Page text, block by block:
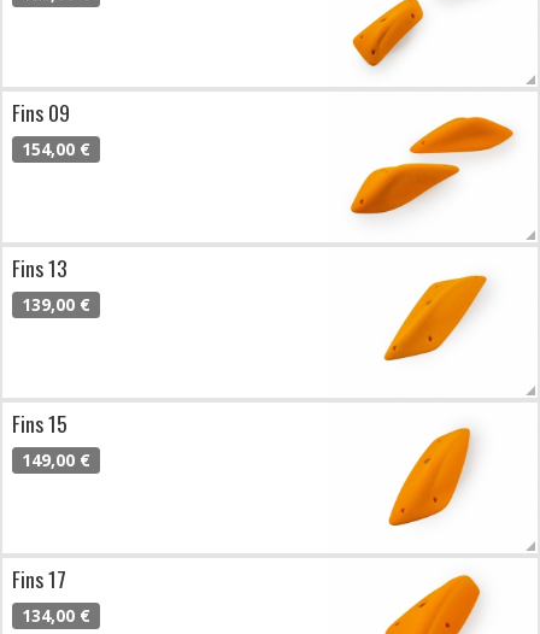
Fins 09
154,00 €
Fins 13
139,00 €
Fins 15
149,00 €
Fins 17
134,00 €